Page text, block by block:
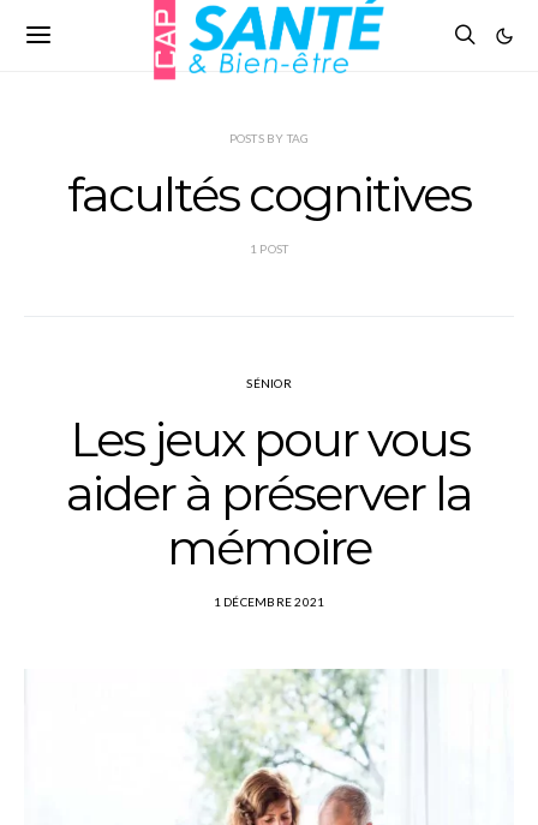
POSTS BY TAG
facultés cognitives
1 POST
SÉNIOR
Les jeux pour vous
aider à préserver la
mémoire
1 DÉCEMBRE 2021